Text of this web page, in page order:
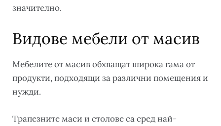
значително.
Видове мебели от масив
Мебелите от масив обхващат широка гама от
продукти, подходящи за различни помещения и
нужди.
Трапезните маси и столове са сред най-